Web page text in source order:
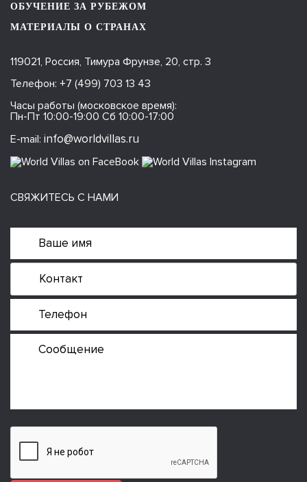
ОБУЧЕНИЕ ЗА РУБЕЖОМ
МАТЕРИАЛЫ О СТРАНАХ
119021, Россия, Тимура Фрунзе, 20, стр. 3
Телефон: +7 (499) 703 13 43
Часы работы (московское время):
Пн-Пт 10:00-19:00 Сб 10:00-17:00
E-mail: info@worldvillas.ru
СВЯЖИТЕСЬ С НАМИ